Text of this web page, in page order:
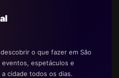
o que fazer em São
eventos, espetáculos e
cidade todos os dias.